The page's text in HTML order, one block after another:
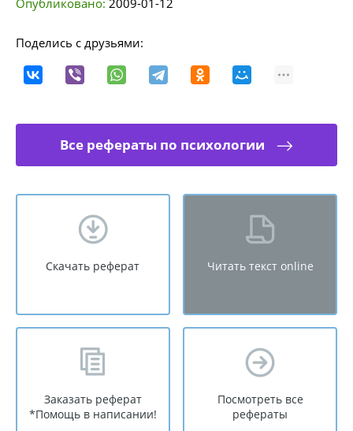
Опубликовано: 2009-01-12
Поделись с друзьями:
Все рефераты по психологии
Скачать реферат Читать текст online
Заказать реферат
*Помощь в написании!
Посмотреть все
рефераты